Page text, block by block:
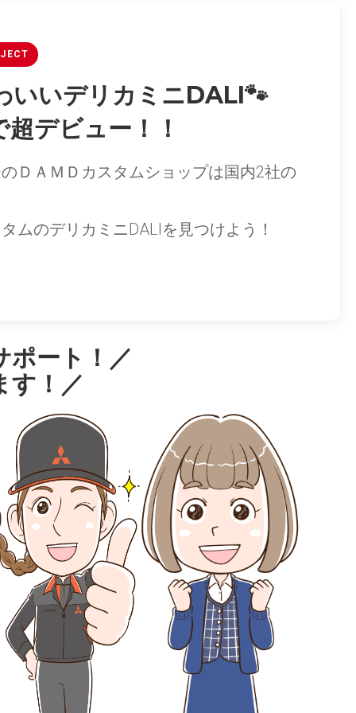
いいデリカミニDALI🐾
デビュー！！
ＤＡＭＤカスタムショップは国内2社の
ムのデリカミニDALIを見つけよう！
ポート！／
す！／